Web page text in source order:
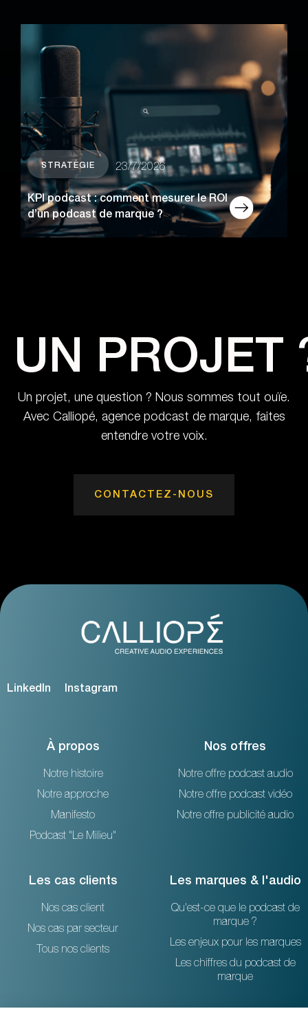
STRATÉGIE 23/7/2026
KPI podcast : comment mesurer le ROI
d’un podcast de marque ?
UN PROJET
Un projet, une question ? Nous sommes tout ouïe.
Avec Calliopé, agence podcast de marque, faites
entendre votre voix.
CONTACTEZ-NOUS
LinkedIn Instagram
À propos
Notre histoire
Notre approche
Manifesto
Podcast "Le Milieu"
Nos offres
Notre offre podcast audio
Notre offre podcast vidéo
Notre offre publicité audio
Les cas clients
Nos cas client
Nos cas par secteur
Tous nos clients
Les marques & l'audio
Qu'est-ce que le podcast de
marque ?
Les enjeux pour les marques
Les chiffres du podcast de
marque